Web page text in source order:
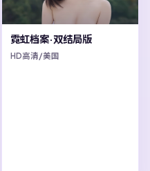
霓虹档案·双结局版
HD高清/美国